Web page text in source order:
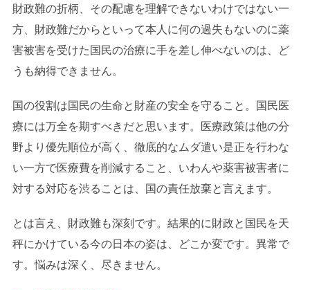
財政難の折柄、その配慮を理解できないわけではない一
方、財政難だからといって本人に何の過失もないのに薬
害被害を受けた国民の治療に手を差し伸べないのは、ど
うも納得できません。
国の役割は国民の生命と財産の安全を守ること。国民医
療には万全を期すべきだと思います。医療政策は他の分
野より優先順位が高く、徹底的なムダ遣い是正を行わな
い一方で医療費を削減すること、いわんや薬害被害者に
対する対応を渋ることは、国の責任放棄と言えます。
とは言え、財政難も深刻です。結果的に財政と国民を天
秤にかけている今の日本の姿は、どこか変です。異常で
す。悩みは深く、尽きません。